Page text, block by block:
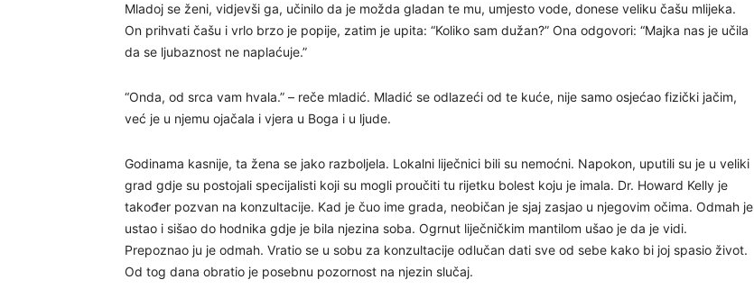
Mladoj se ženi, vidjevši ga, učinilo da je možda gladan te mu, umjesto vode, donese veliku čašu mlijeka.
On prihvati čašu i vrlo brzo je popije, zatim je upita: “Koliko sam dužan?” Ona odgovori: “Majka nas je učila
da se ljubaznost ne naplaćuje.”
“Onda, od srca vam hvala.” – reče mladić. Mladić se odlazeći od te kuće, nije samo osjećao fizički jačim,
već je u njemu ojačala i vjera u Boga i u ljude.
Godinama kasnije, ta žena se jako razboljela. Lokalni liječnici bili su nemoćni. Napokon, uputili su je u veliki
grad gdje su postojali specijalisti koji su mogli proučiti tu rijetku bolest koju je imala. Dr. Howard Kelly je
također pozvan na konzultacije. Kad je čuo ime grada, neobičan je sjaj zasjao u njegovim očima. Odmah je
ustao i sišao do hodnika gdje je bila njezina soba. Ogrnut liječničkim mantilom ušao je da je vidi.
Prepoznao ju je odmah. Vratio se u sobu za konzultacije odlučan dati sve od sebe kako bi joj spasio život.
Od tog dana obratio je posebnu pozornost na njezin slučaj.